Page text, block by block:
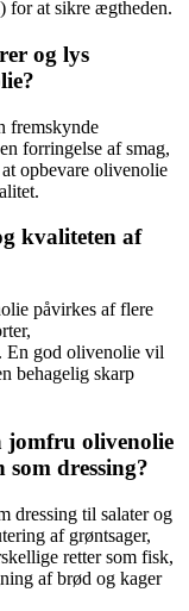
for at sikre ægtheden.
og lys
fremskynde
forringelse af smag,
opbevare olivenolie
kvaliteten af
påvirkes af flere
En god olivenolie vil
behagelig skarp
jomfru olivenolie
dressing?
dressing til salater og
af grøntsager,
retter som fisk,
af brød og kager